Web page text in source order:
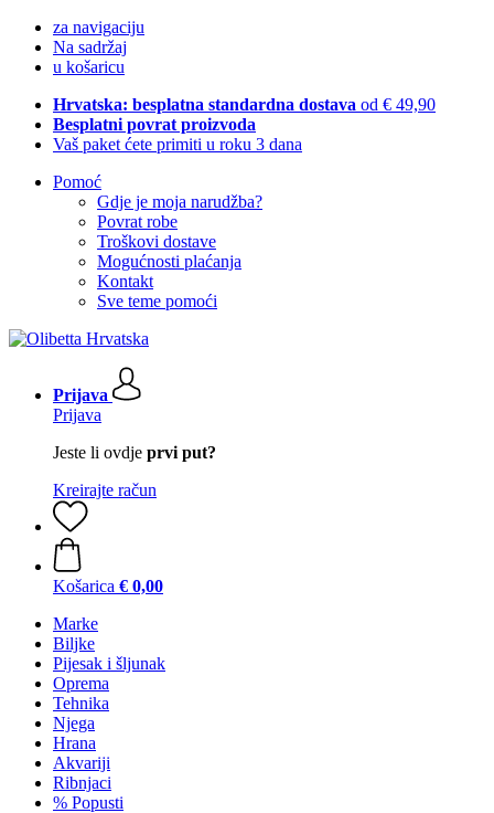
za navigaciju
Na sadržaj
u košaricu
Hrvatska: besplatna standardna dostava od € 49,90
Besplatni povrat proizvoda
Vaš paket ćete primiti u roku 3 dana
Pomoć
Gdje je moja narudžba?
Povrat robe
Troškovi dostave
Mogućnosti plaćanja
Kontakt
Sve teme pomoći
Prijava
Prijava
Jeste li ovdje prvi put?
Kreirajte račun
Košarica € 0,00
Marke
Biljke
Pijesak i šljunak
Oprema
Tehnika
Njega
Hrana
Akvariji
Ribnjaci
% Popusti